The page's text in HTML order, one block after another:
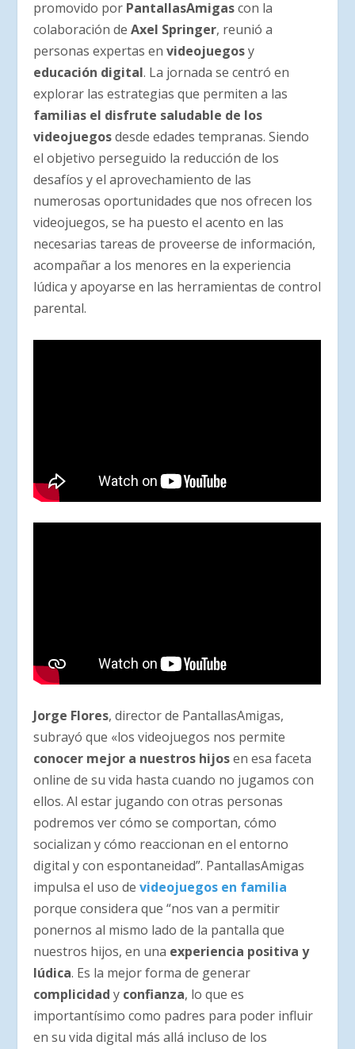
promovido por PantallasAmigascon la
colaboración deAxel Springer, reunió a
personas expertas envideojuegosy
educación digital. La jornada se centró en
explorar las estrategias que permiten a las
familias el disfrute saludable de los
videojuegosdesde edades tempranas. Siendo
el objetivo perseguido la reducción de los
desafíos y el aprovechamiento de las
numerosas oportunidades que nos ofrecen los
videojuegos, se ha puesto el acento en las
necesarias tareas de proveerse de información,
acompañar a los menores en la experiencia
lúdica y apoyarse en las herramientas de control
parental.
Jorge Flores, director de PantallasAmigas,
subrayó que «los videojuegos nos permite
conocer mejor a nuestros hijosen esa faceta
online de su vida hasta cuando no jugamos con
ellos. Al estar jugando con otras personas
podremos ver cómo se comportan, cómo
socializan y cómo reaccionan en el entorno
digital y con espontaneidad”. PantallasAmigas
impulsa el uso devideojuegos en familia
porque considera que “nos van a permitir
ponernos al mismo lado de la pantalla que
nuestros hijos, en una experiencia positiva y
lúdica. Es la mejor forma de generar
complicidad y confianza, lo que es
importantísimo como padres para poder influir
en su vida digital más allá incluso de los